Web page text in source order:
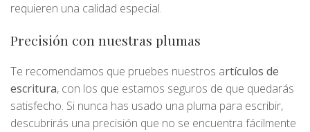
requieren una calidad especial.
Precisión con nuestras plumas
Te recomendamos que pruebes nuestros artículos de
escritura, con los que estamos seguros de que quedarás
satisfecho. Si nunca has usado una pluma para escribir,
descubrirás una precisión que no se encuentra fácilmente